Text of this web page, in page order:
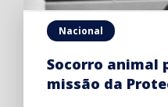
Nacional
Socorro animal
missão da